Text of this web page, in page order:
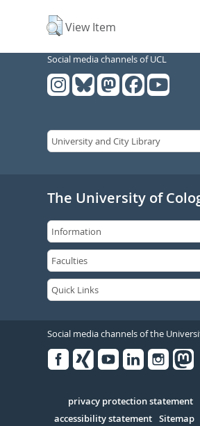
View Item
Social media channels of UCL
The University of
Social media channels of the
Serivce
privacy protection statement
accessibility statement Sitemap